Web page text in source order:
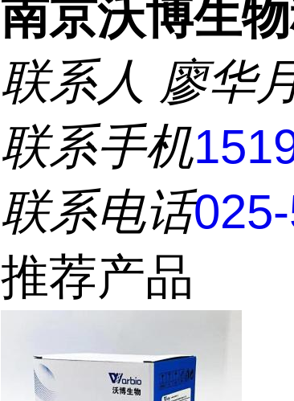
南京沃博生
联系人 廖华
联系手机
联系电话
推荐产品